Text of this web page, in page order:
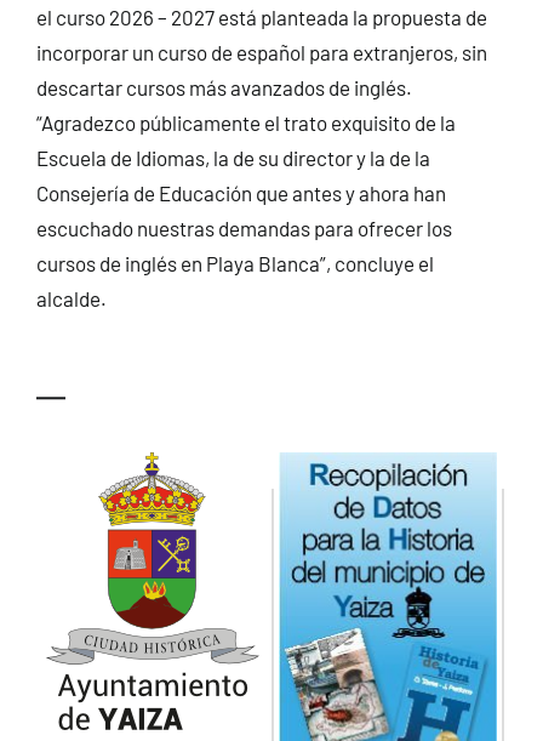
el curso 2026 – 2027 está planteada la propuesta de
incorporar un curso de español para extranjeros, sin
descartar cursos más avanzados de inglés.
“Agradezco públicamente el trato exquisito de la
Escuela de Idiomas, la de su director y la de la
Consejería de Educación que antes y ahora han
escuchado nuestras demandas para ofrecer los
cursos de inglés en Playa Blanca”, concluye el
alcalde.
—